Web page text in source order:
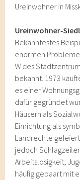
Ureinwohner in
Ureinwohner-
Bekanntestes
enormen
W des
bekannt. 1973
es einer
dafür gegründet
Häusern als
Einrichtung als
Landrechte
jedoch
Arbeitslosigkeit,
häufig gepaart mit